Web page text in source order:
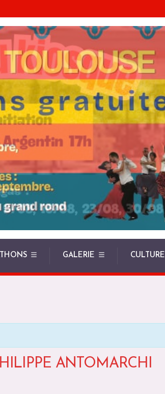
GALERIE CULTURE
ANTOMARCHI